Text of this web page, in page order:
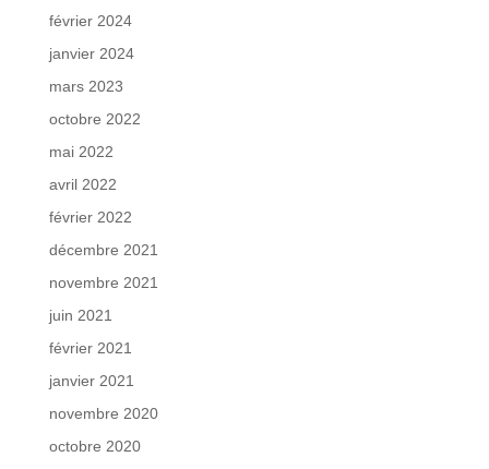
février 2024
janvier 2024
mars 2023
octobre 2022
mai 2022
avril 2022
février 2022
décembre 2021
novembre 2021
juin 2021
février 2021
janvier 2021
novembre 2020
octobre 2020